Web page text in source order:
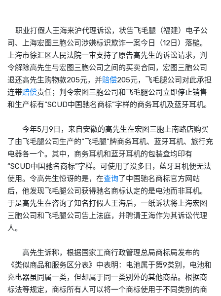
职业打假人王海来沪代理诉讼，状告飞毛腿（福建）电子公
司、上海宏图三胞公司涉嫌标识欺诈一案今日（12日）落槌。
上海市徐汇区人民法院一审支持了原告高先生的诉讼请求，判
令解除高先生与宏图三胞公司之间的买卖合同，宏图三胞公司
退还高先生购物款205元，并赔偿205元，飞毛腿公司对此承担
连带赔偿责任；判令宏图三胞公司和飞毛腿公司立即停止销售
和生产标有“SCUD中国驰名商标”字样的商务耳机及蓝牙耳机。
今年5月9日，来自安徽的高先生在宏图三胞上南路店购买
了由飞毛腿公司生产的“飞毛腿”牌商务耳机、蓝牙耳机、旅行充
电器各一个。其中，商务耳机和蓝牙耳机的包装盒均印有
“SCUD中国驰名商标”字样。可使用了没多日，蓝牙耳机便无法
使用。令高先生惊讶的是，在查询了中国驰名商标官方网站
后，他发现飞毛腿公司获得驰名商标认定的是电池而非耳机。
于是高先生在咨询了知名打假人王海后，一纸诉状将上海宏图
三胞公司和飞毛腿公司告上法庭，并聘请王海作为其诉讼代理
人。
高先生诉称，根据国家工商行政管理总局商标局发布的
《类似商品和服务区分表》中表明：电池属于第9类别，电池和
充电器虽同属一类，但却属于同一类别外的其他商品。根据商
标法等规定， 商标所有人可以将一个商标使用于不同类别的商